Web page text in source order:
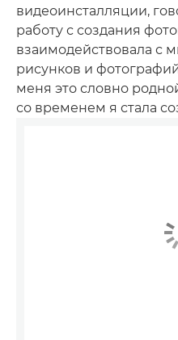
видеоинсталляции,
работу с создания
взаимодействовала с
рисунков и
меня это словно
со временем я стала